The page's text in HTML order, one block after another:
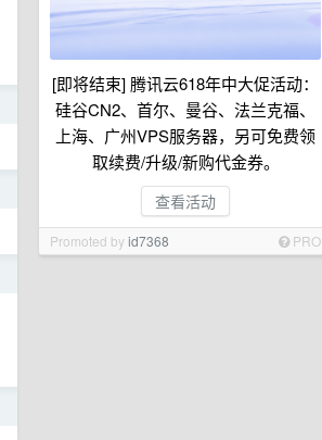
[即将结束] 腾讯云618年中大促活动：
硅谷CN2、首尔、曼谷、法兰克福、
上海、广州VPS服务器，另可免费领
取续费/升级/新购代金券。
查看活动
Promoted byid7368 PRO